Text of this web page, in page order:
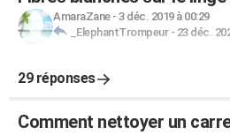
AmaraZane- 3 déc. 2019 à 00:29
_ElephantTrompeur- 23 déc.
29 réponses
Comment nettoyer un